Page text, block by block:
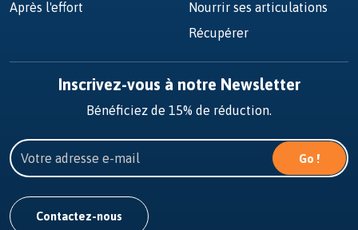
Après l'effort
Nourrir ses articulations
Récupérer
Inscrivez-vous à notre Newsletter
Bénéficiez de 15% de réduction.
Go !
Contactez-nous